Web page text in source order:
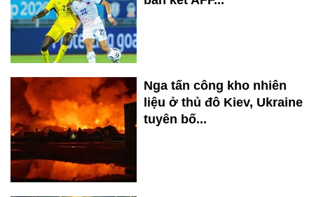
Nga tấn công kho nhiên
liệu ở thủ đô Kiev, Ukraine
tuyên bố...